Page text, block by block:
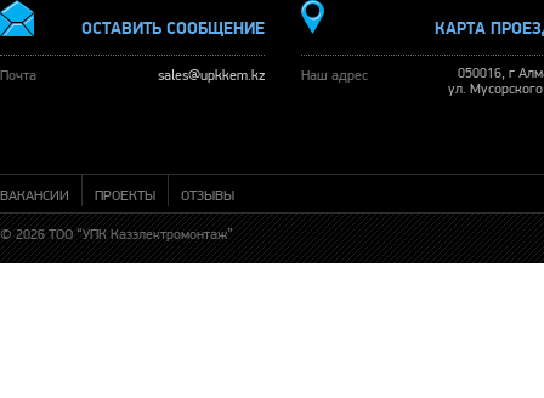
ОСТАВИТЬ СООБЩЕНИЕ
Почта sales@upkkem.kz
КАРТА
Наш адрес
050016, г
ул.
ВАКАНСИИ ПРОЕКТЫ ОТЗЫВЫ
© 2026 ТОО “УПК Казэлектромонтаж”